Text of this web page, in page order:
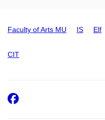
Faculty of Arts MU IS Elf
CIT
Facebook